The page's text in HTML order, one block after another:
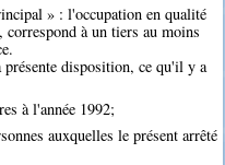
» : l'occupation en qualité
à un tiers au moins
disposition, ce qu'il y a
à l'année 1992;
auxquelles le présent arrêté